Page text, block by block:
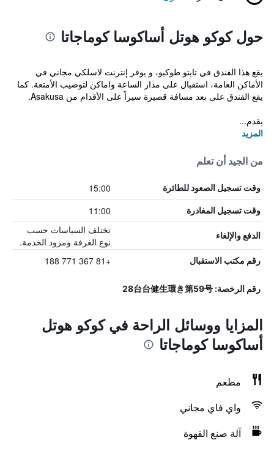
حول كوكو هوتل أساكوسا كوماجاتا
يقع هذا الفندق في تايتو طوكيو، و يوفر إنترنت لاسلكي مجاني في
الأماكن العامة، استقبال على مدار الساعة واماكن لتوضيب الأمتعة. كما
يقع الفندق على بعد مسافة قصيرة سيراً على الأقدام من Asakusa.
يقدم...
المزيد
من الجيد أن تعلم
وقت تسجيل الصعود للطائرة 15:00
وقت تسجيل المغادرة 11:00
الدفع والإلغاء
تختلف السياسات حسب
نوع الغرفة ومزود الخدمة.
رقم مكتب الاستقبال +81 367 771 188
رقم الرخصة: 28台台健生環き第59号
المزايا ووسائل الراحة في كوكو هوتل
أساكوسا كوماجاتا
مطعم
واي فاي مجاني
آلة صنع القهوة